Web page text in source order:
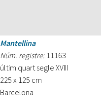
Mantellina
Núm. registre: 11163
últim quart segle XVIII
225 x 125 cm
Barcelona